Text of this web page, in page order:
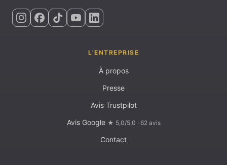
L'ENTREPRISE
À propos
Presse
Avis Trustpilot
Avis Google ★ 5,0/5,0 · 62 avis
Contact